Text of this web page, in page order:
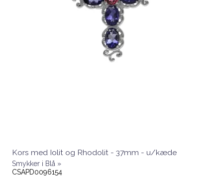
Kors med Iolit og Rhodolit - 37mm - u/kæde
Smykker i Blå »
CSAPD0096154